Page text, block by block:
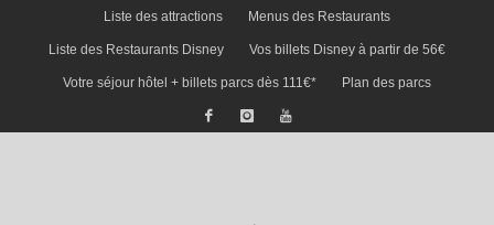
Liste des attractions Menus des Restaurants
Liste des Restaurants Disney Vos billets Disney à partir de 56€
Votre séjour hôtel + billets parcs dès 111€* Plan des parcs